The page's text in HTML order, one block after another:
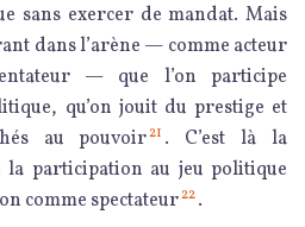
sans exercer de mandat. Mais
dans l’arène — comme acteur
— que l’on participe
qu’on jouit du prestige et
au pouvoir21 . C’est là la
participation au jeu politique
comme spectateur22.